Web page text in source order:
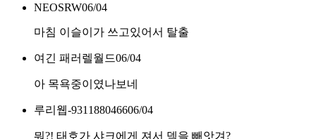
NEOSRW06/04
마침 이슬이가 쓰고있어서 탈출
여긴 패러렐월드06/04
아 목욕중이였나보네
루리웹-931188046606/04
뭐?! 태호가 샤크에게 져서 덱을 빼앗겨?